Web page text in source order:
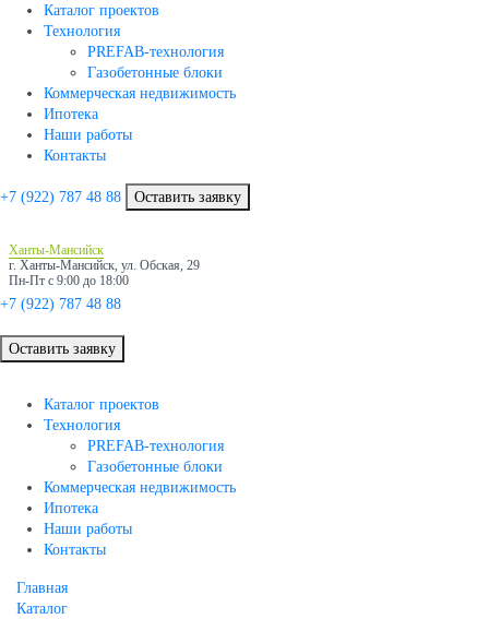
Каталог проектов
Технология
PREFAB-технология
Газобетонные блоки
Коммерческая недвижимость
Ипотека
Наши работы
Контакты
+7 (922) 787 48 88 Оставить заявку
Ханты-Мансийск
г. Ханты-Мансийск, ул. Обская, 29
Пн-Пт с 9:00 до 18:00
+7 (922) 787 48 88
Оставить заявку
Каталог проектов
Технология
PREFAB-технология
Газобетонные блоки
Коммерческая недвижимость
Ипотека
Наши работы
Контакты
Главная
Каталог